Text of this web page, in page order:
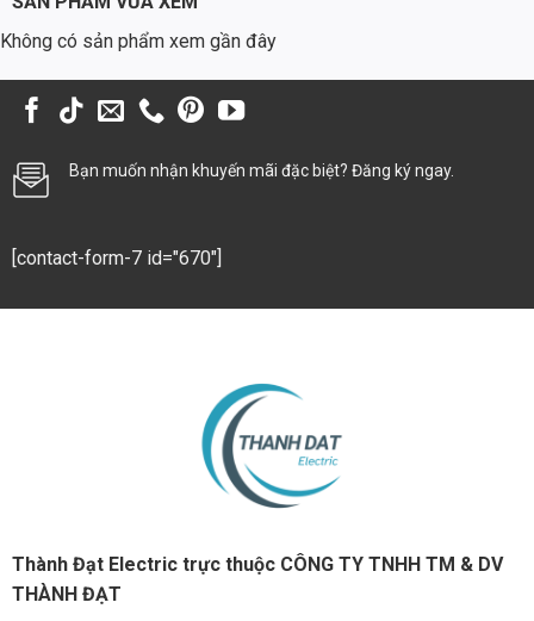
Trang trí gốc cây, tiểu cảnh: Làm nổi bật vẻ đẹp tự nhiên hoặc
Chiếu sáng tường, cột trụ, tượng: Nhấn mạnh chi tiết kiến trúc
hoặc nghệ thuật.
Ứng dụng tại biệt thự, resort, khu nghỉ dưỡng, công viên: Nâng
tầm thẩm mỹ và tạo điểm nhấn cho không gian ngoài trời.
bền bỉ cho hệ thống giao thông.
5. Tại sao nên chọn đèn hắt âm đất vuông 9W Thành Đạt
Cường độ ánh sáng cao hơn loại 6W, phù hợp khu vực rộng.
Chịu lực, chống nước vượt trội – hoạt động ổn định lâu dài.
Tiết kiệm điện năng và thân thiện môi trường.
Không có sản phẩm xem gần đây
Bạn muốn nhận khuyến mãi đặc biệt? Đăng ký ngay.
[contact-form-7 id="670"]
Thành Đạt Electric trực thuộc CÔNG TY TNHH TM & DV
THÀNH ĐẠT